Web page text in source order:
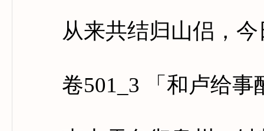
从来共结归山侣，今
卷501_3 「和卢给事